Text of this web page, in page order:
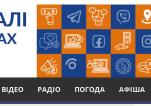
ВІДЕО РАДІО ПОГОДА АФІША